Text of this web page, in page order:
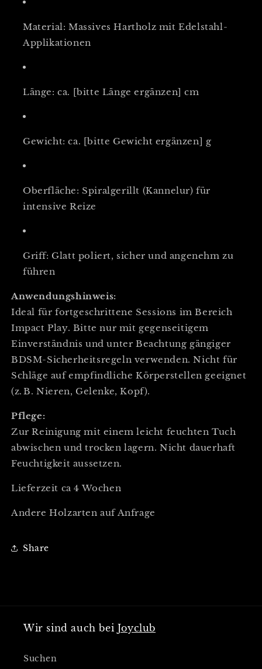
Material: Massives Hartholz mit Edelstahl-
Applikationen
Länge: ca. [bitte Länge ergänzen] cm
Gewicht: ca. [bitte Gewicht ergänzen] g
Oberfläche: Spiralgerillt (Kannelur) für
intensive Reize
Griff: Glatt poliert, sicher und angenehm zu
führen
Anwendungshinweis:
Ideal für fortgeschrittene Sessions im Bereich
Impact Play. Bitte nur mit gegenseitigem
Einverständnis und unter Beachtung gängiger
BDSM-Sicherheitsregeln verwenden. Nicht für
Schläge auf empfindliche Körperstellen geeignet
(z. B. Nieren, Gelenke, Kopf).
Pflege:
Zur Reinigung mit einem leicht feuchten Tuch
abwischen und trocken lagern. Nicht dauerhaft
Feuchtigkeit aussetzen.
Lieferzeit ca 4 Wochen
Andere Holzarten auf Anfrage
Share
Wir sind auch bei Joyclub
Suchen